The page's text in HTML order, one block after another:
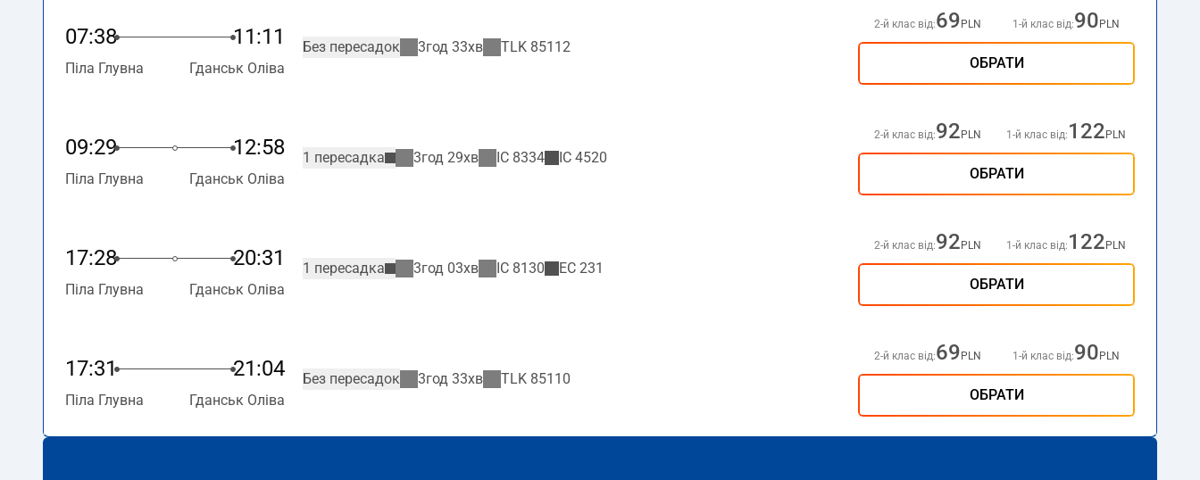
07:38 11:11
Піла Глувна Гданськ Оліва
Без пересадок 3год 33хв TLK 85112
2-й клас від:69 PLN 1-й клас від:90 PLN
ОБРАТИ
09:29 12:58
Піла Глувна Гданськ Оліва
1 пересадка 3год 29хв IC 8334 IC 4520
2-й клас від:92 PLN 1-й клас від: 122 PLN
ОБРАТИ
17:28 20:31
Піла Глувна Гданськ Оліва
1 пересадка 3год 03хв IC 8130 EC 231
2-й клас від:92 PLN 1-й клас від: 122 PLN
ОБРАТИ
17:31 21:04
Піла Глувна Гданськ Оліва
Без пересадок 3год 33хв TLK 85110
2-й клас від:69 PLN 1-й клас від:90 PLN
ОБРАТИ